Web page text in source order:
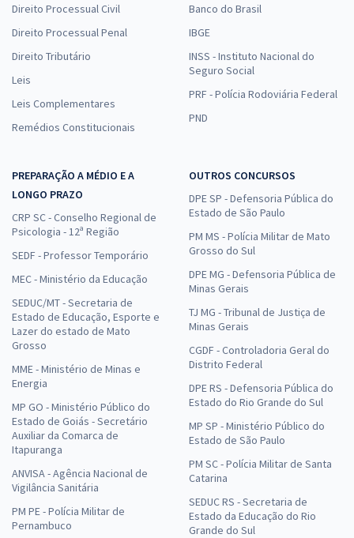
Direito Processual Civil
Direito Processual Penal
Direito Tributário
Leis
Leis Complementares
Remédios Constitucionais
Banco do Brasil
IBGE
INSS - Instituto Nacional do
Seguro Social
PRF - Polícia Rodoviária Federal
PND
PREPARAÇÃO A MÉDIO E A
LONGO PRAZO
CRP SC - Conselho Regional de
Psicologia - 12ª Região
SEDF - Professor Temporário
MEC - Ministério da Educação
SEDUC/MT - Secretaria de
Estado de Educação, Esporte e
Lazer do estado de Mato
Grosso
MME - Ministério de Minas e
Energia
MP GO - Ministério Público do
Estado de Goiás - Secretário
Auxiliar da Comarca de
Itapuranga
ANVISA - Agência Nacional de
Vigilância Sanitária
PM PE - Polícia Militar de
Pernambuco
OUTROS CONCURSOS
DPE SP - Defensoria Pública do
Estado de São Paulo
PM MS - Polícia Militar de Mato
Grosso do Sul
DPE MG - Defensoria Pública de
Minas Gerais
TJ MG - Tribunal de Justiça de
Minas Gerais
CGDF - Controladoria Geral do
Distrito Federal
DPE RS - Defensoria Pública do
Estado do Rio Grande do Sul
MP SP - Ministério Público do
Estado de São Paulo
PM SC - Polícia Militar de Santa
Catarina
SEDUC RS - Secretaria de
Estado da Educação do Rio
Grande do Sul